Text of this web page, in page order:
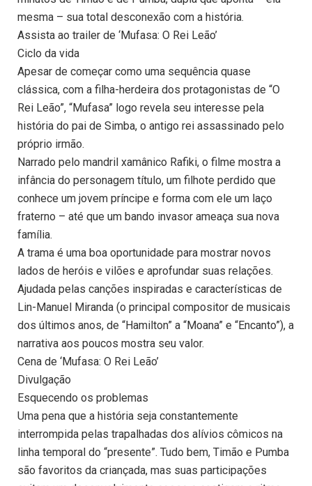
mesma – sua total desconexão com a história.
Assista ao trailer de ‘Mufasa: O Rei Leão’
Ciclo da vida
Apesar de começar como uma sequência quase
clássica, com a filha-herdeira dos protagonistas de “O
Rei Leão”, “Mufasa” logo revela seu interesse pela
história do pai de Simba, o antigo rei assassinado pelo
próprio irmão.
Narrado pelo mandril xamânico Rafiki, o filme mostra a
infância do personagem título, um filhote perdido que
conhece um jovem príncipe e forma com ele um laço
fraterno – até que um bando invasor ameaça sua nova
família.
A trama é uma boa oportunidade para mostrar novos
lados de heróis e vilões e aprofundar suas relações.
Ajudada pelas canções inspiradas e características de
Lin-Manuel Miranda (o principal compositor de musicais
dos últimos anos, de “Hamilton” a “Moana” e “Encanto”), a
narrativa aos poucos mostra seu valor.
Cena de ‘Mufasa: O Rei Leão’
Divulgação
Esquecendo os problemas
Uma pena que a história seja constantemente
interrompida pelas trapalhadas dos alívios cômicos na
linha temporal do “presente”. Tudo bem, Timão e Pumba
são favoritos da criançada, mas suas participações